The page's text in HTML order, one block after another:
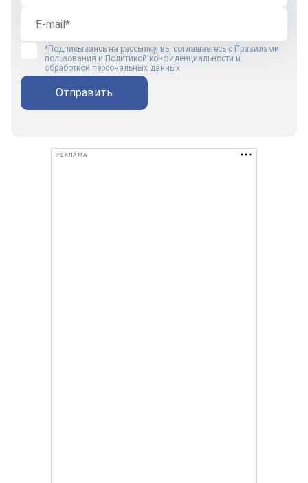
*Подписываясь на рассылку, вы соглашаетесь с Правилами
пользования и Политикой конфиденциальности и
обработкой персональных данных
Отправить
РЕКЛАМА